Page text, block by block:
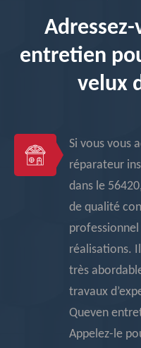
entretien
velux
Si vous vous
réparateur
dans le
de qualité
réalisations.
très
travaux
Queven
Appelez-le